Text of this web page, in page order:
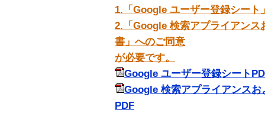
1.「Google ユーザー登録シート
2.「Google 検索アプライアン
書」へのご同意
が必要です。
Google ユーザー登録シート
Google 検索アプライアンス
PDF